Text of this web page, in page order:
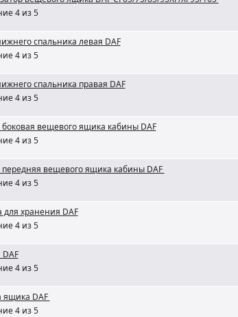
4 из 5
спальника левая DAF
4 из 5
спальника правая DAF
4 из 5
вещевого ящика кабины DAF
4 из 5
вещевого ящика кабины DAF
4 из 5
для хранения DAF
4 из 5
4 из 5
DAF
4 из 5